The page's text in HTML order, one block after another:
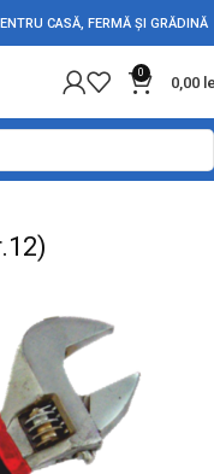
CASĂ, FERMĂ ȘI GRĂDINĂ
0
0,00
si truse